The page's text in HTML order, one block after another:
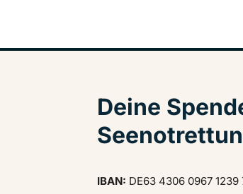
Deine
IBAN: DE63 4306 0967 1239